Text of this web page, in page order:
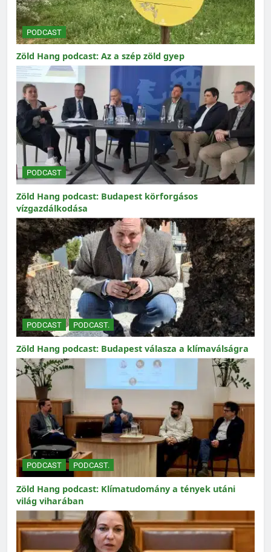
PODCAST
Zöld Hang podcast: Az a szép zöld gyep
PODCAST
Zöld Hang podcast: Budapest körforgásos
vízgazdálkodása
PODCAST PODCAST.
Zöld Hang podcast: Budapest válasza a klímaválságra
PODCAST PODCAST.
Zöld Hang podcast: Klímatudomány a tények utáni
világ viharában